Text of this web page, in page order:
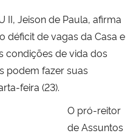
II, Jeison de Paula, afirma
déficit de vagas da Casa e
condições de vida dos
podem fazer suas
feira (23).
O pró-reitor
de Assuntos